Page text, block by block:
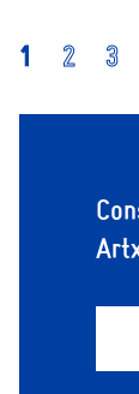
1 2 3